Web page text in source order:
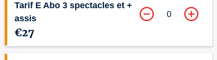
Tarif E Abo 3 spectacles et +
assis
€27
0